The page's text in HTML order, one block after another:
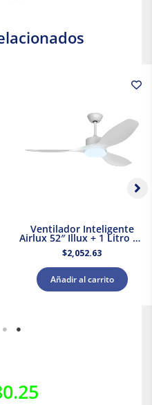
Ventilador Inteligente
Airlux 52″ Illux + 1 Litro de
Pintura Blanca Acuario
$2,052.63
Añadir al carrito